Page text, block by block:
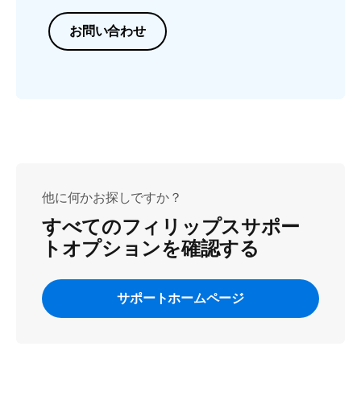
お問い合わせ
他に何かお探しですか？
すべてのフィリップスサポー
トオプションを確認する
サポートホームページ